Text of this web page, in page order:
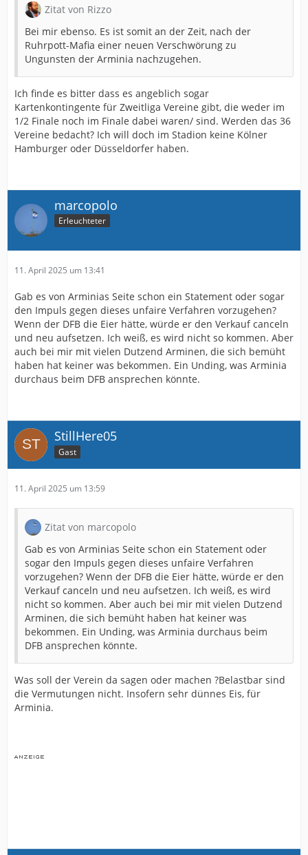
Zitat von Rizzo
Bei mir ebenso. Es ist somit an der Zeit, nach der
Ruhrpott-Mafia einer neuen Verschwörung zu
Ungunsten der Arminia nachzugehen.
Ich finde es bitter dass es angeblich sogar
Kartenkontingente für Zweitliga Vereine gibt, die weder im
1/2 Finale noch im Finale dabei waren/ sind. Werden das 36
Vereine bedacht? Ich will doch im Stadion keine Kölner
Hamburger oder Düsseldorfer haben.
marcopolo
Erleuchteter
11. April 2025 um 13:41
Gab es von Arminias Seite schon ein Statement oder sogar
den Impuls gegen dieses unfaire Verfahren vorzugehen?
Wenn der DFB die Eier hätte, würde er den Verkauf canceln
und neu aufsetzen. Ich weiß, es wird nicht so kommen. Aber
auch bei mir mit vielen Dutzend Arminen, die sich bemüht
haben hat keiner was bekommen. Ein Unding, was Arminia
durchaus beim DFB ansprechen könnte.
StillHere05
Gast
11. April 2025 um 13:59
Zitat von marcopolo
Gab es von Arminias Seite schon ein Statement oder
sogar den Impuls gegen dieses unfaire Verfahren
vorzugehen? Wenn der DFB die Eier hätte, würde er den
Verkauf canceln und neu aufsetzen. Ich weiß, es wird
nicht so kommen. Aber auch bei mir mit vielen Dutzend
Arminen, die sich bemüht haben hat keiner was
bekommen. Ein Unding, was Arminia durchaus beim
DFB ansprechen könnte.
Was soll der Verein da sagen oder machen ?Belastbar sind
die Vermutungen nicht. Insofern sehr dünnes Eis, für
Arminia.